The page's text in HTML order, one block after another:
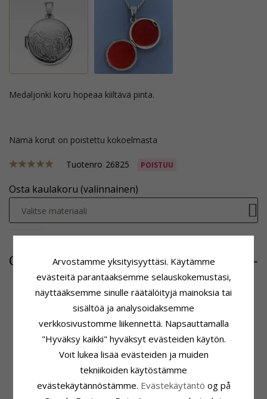
medaljonki koru hopeaa kiiltävä pinta.
Nämä korut on poistettu kokoelmasta
Tuotenro 26825 POISTUU
Osta kaulakoru (valinnainen)
Valitse materiaali
CHANTI hinta 78,-
ADJEKTIIVIT:20 mm
Medaljonki Koru
Hopeaa
Koko
Läpimitta:20,0 mm
Korkeus:30,0 mm
Avoin Leveys: 40,0 mm
Suljettu Syvyys:
Toimitusaika
4-5 Arkipäivä
Arvostamme yksityisyyttäsi. Käytämme
evästeitä parantaaksemme selauskokemustasi,
näyttääksemme sinulle räätälöityjä mainoksia tai
sisältöä ja analysoidaksemme
verkkosivustomme liikennettä. Napsauttamalla
"Hyväksy kaikki" hyväksyt evästeiden käytön.
Voit lukea lisää evästeiden ja muiden
tekniikoiden käytöstämme
evästekäytännöstämme. Evästekäytäntö og på